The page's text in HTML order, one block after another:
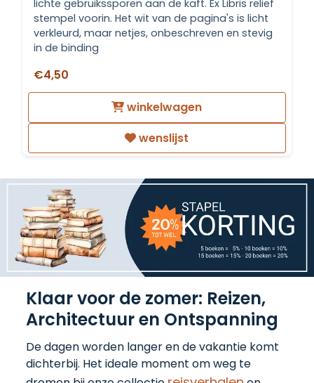
lichte gebruikssporen aan de kaft. Ex Libris relief
stempel voorin. Het wit van de pagina's is licht
verkleurd, maar netjes, onbeschreven en stevig
in de binding
€4,50
winkelwagen
wenslijst
Klaar voor de zomer: Reizen,
Architectuur en Ontspanning
De dagen worden langer en de vakantie komt
dichterbij. Het ideale moment om weg te